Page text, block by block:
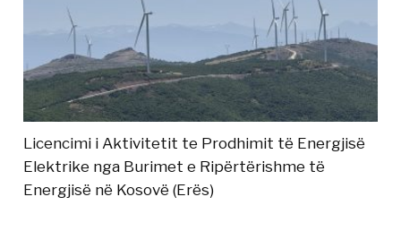
Licencimi i Aktivitetit te Prodhimit të Energjisë
Elektrike nga Burimet e Ripërtërishme të
Energjisë në Kosovë (Erës)